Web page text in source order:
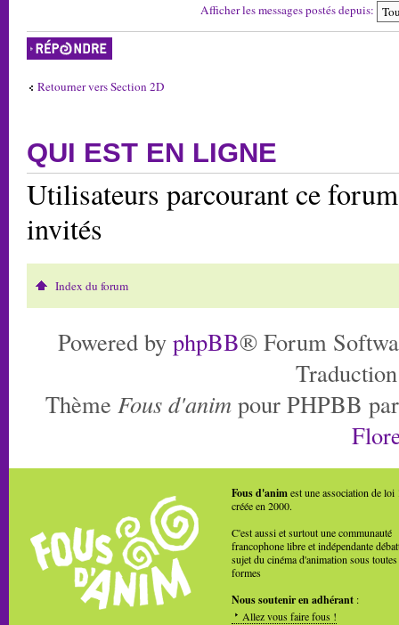
Afficher les messages postés depuis:
Répondre
Retourner vers Section 2D
QUI EST EN LIGNE
Utilisateurs parcourant ce
invités
Index du forum
Powered by phpBB® Forum
Thème Fous d'anim pour PHPBB
Fous d'animest une association de loi
créée en 2000.
C'est aussi et surtout une communauté
francophone libre et indépendante
sujet du cinéma d'animation sous toutes
formes
Nous soutenir en adhérant :
Allez vous faire fous !